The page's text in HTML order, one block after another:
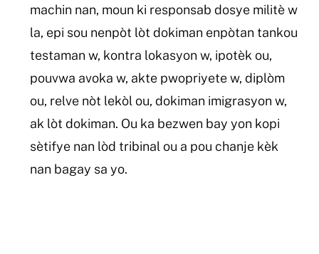
machin nan, moun ki responsab dosye militè w
la, epi sou nenpòt lòt dokiman enpòtan tankou
testaman w, kontra lokasyon w, ipotèk ou,
pouvwa avoka w, akte pwopriyete w, diplòm
ou, relve nòt lekòl ou, dokiman imigrasyon w,
ak lòt dokiman. Ou ka bezwen bay yon kopi
sètifye nan lòd tribinal ou a pou chanje kèk
nan bagay sa yo.